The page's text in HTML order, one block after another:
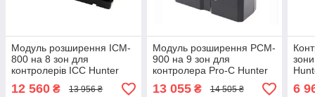
Модуль розширення ICM-
800 на 8 зон для
контролерів ICC Hunter
12 560 ₴ 13 956 ₴
Модуль розширення PCM-
900 на 9 зон для
контролера Pro-C Hunter
13 055₴ 14 505 ₴ 6